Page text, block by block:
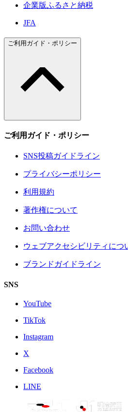
企業版ふるさと納税
JFA
ご利用ガイド・ポリシー
ご利用ガイド・ポリシー
SNS投稿ガイドライン
プライバシーポリシー
利用規約
著作権について
お問い合わせ
ウェブアクセシビリティにつ
ブランドガイドライン
SNS
YouTube
TikTok
Instagram
X
Facebook
LINE